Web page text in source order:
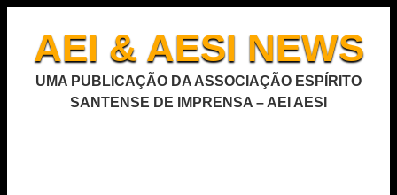
AEI & AESI NEWS
UMA PUBLICAÇÃO DA ASSOCIAÇÃO ESPÍRITO
SANTENSE DE IMPRENSA – AEI AESI